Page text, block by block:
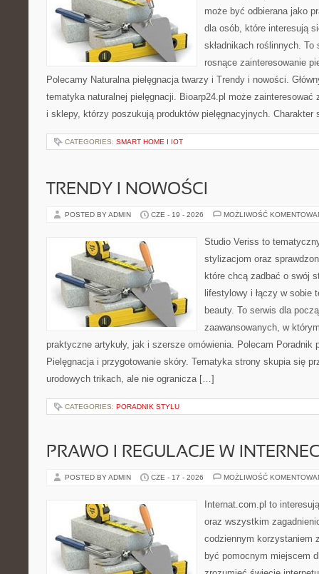
może być odbierana jako
dla osób, które interesują
składnikach roślinnych.
rosnące zainteresowanie
Polecamy Naturalna pielęgnacja twarzy i Trendy i nowości.
tematyka naturalnej pielęgnacji. Bioarp24.pl może zainteresować
i sklepy, którzy poszukują produktów pielęgnacyjnych.
CATEGORIES: SMART HOME I IOT
TRENDY I NOWOŚCI
POSTED BY ADMIN CZE - 19 - 2026 MOŻLIWOŚĆ
Studio Veriss to
stylizacjom oraz
które chcą zadbać o swój
lifestylowy i łączy w sobie
beauty. To serwis dla
zaawansowanych, w
praktyczne artykuły, jak i szersze omówienia. Polecam
Pielęgnacja i przygotowanie skóry. Tematyka strony skupia się
urodowych trikach, ale nie ogranicza […]
CATEGORIES: PORADNIK STYLU
PRAWO I REGULACJE W
POSTED BY ADMIN CZE - 17 - 2026 MOŻLIWOŚĆ
Internat.com.pl to
oraz wszystkim
codziennym korzystaniem
być pomocnym miejscem